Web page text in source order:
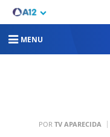
MENU
POR TV APARECIDA